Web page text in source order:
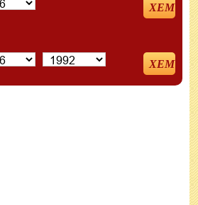
XEM
XEM